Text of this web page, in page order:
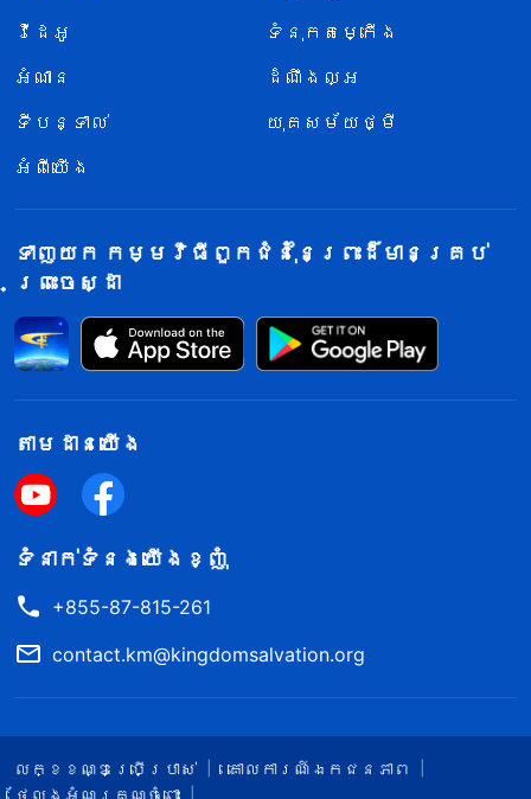
វីដេអូ
ទំនុកតម្កើង
អំណាន
ដំណឹងល្អ
ទីបន្ទាល់
យុគសម័យថ្មី
អំពីយើង
ទាញយក កម្មវិធីពួកជំនុំនៃព្រះដ៏មានគ្រប់
ព្រះចេស្ដា
តាម​ដាន​យើង​
ទំនាក់​ទំនង​យើង​ខ្ញុំ
+855-87-815-261
contact.km@kingdomsalvation.org
លក្ខខណ្ឌ​ប្រើប្រាស់​
គោលការណ៍ឯកជនភាព
ថ្លែងអំណរគុណចំពោះ